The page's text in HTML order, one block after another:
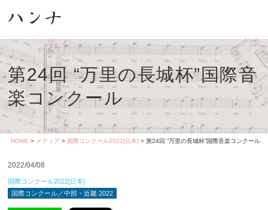
第24回 “万里の長城杯”国際音
楽コンクール
HOME > メディア > 国際コンクール2022[日本] > 第24回 “万里の長城杯”国際音楽コンクール
2022/04/08
国際コンクール2022[日本]
国際コンクール／中部・近畿 2022